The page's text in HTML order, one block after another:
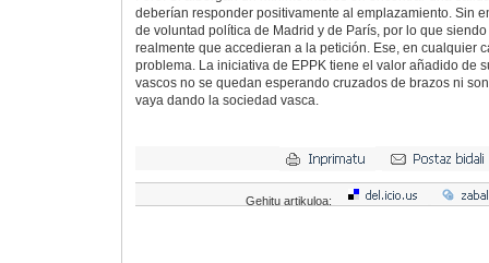
deberían responder positivamente al emplazamiento. Sin
de voluntad política de Madrid y de París, por lo que
realmente que accedieran a la petición. Ese, en cualquier
problema. La iniciativa de EPPK tiene el valor añadido de
vascos no se quedan esperando cruzados de brazos ni
vaya dando la sociedad vasca.
Gehitu artikuloa: